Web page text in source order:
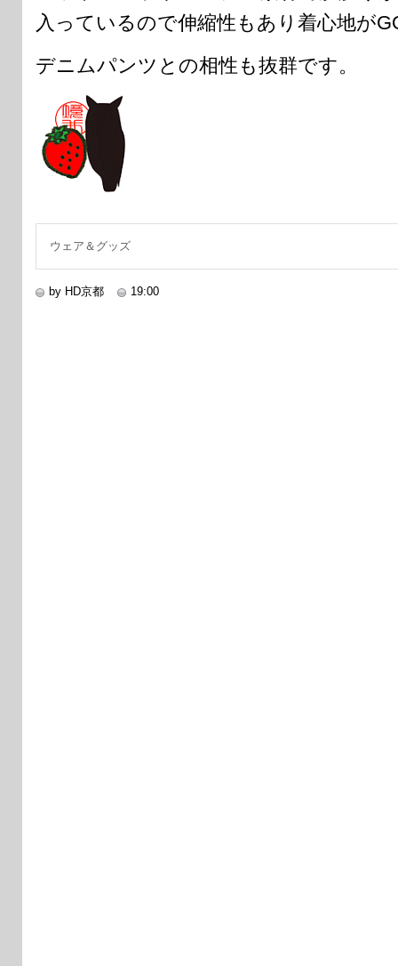
入っているので伸縮性もあり着心地が
デニムパンツとの相性も抜群です。
ウェア＆グッズ
by HD京都 19:00